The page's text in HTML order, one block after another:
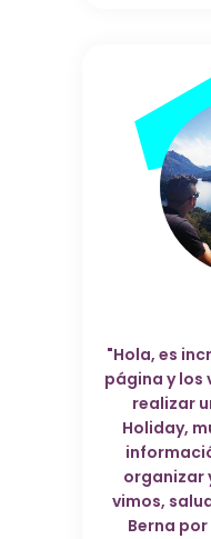
"Hola, es
página y los
realizar
Holiday,
organizar
vimos,
Berna